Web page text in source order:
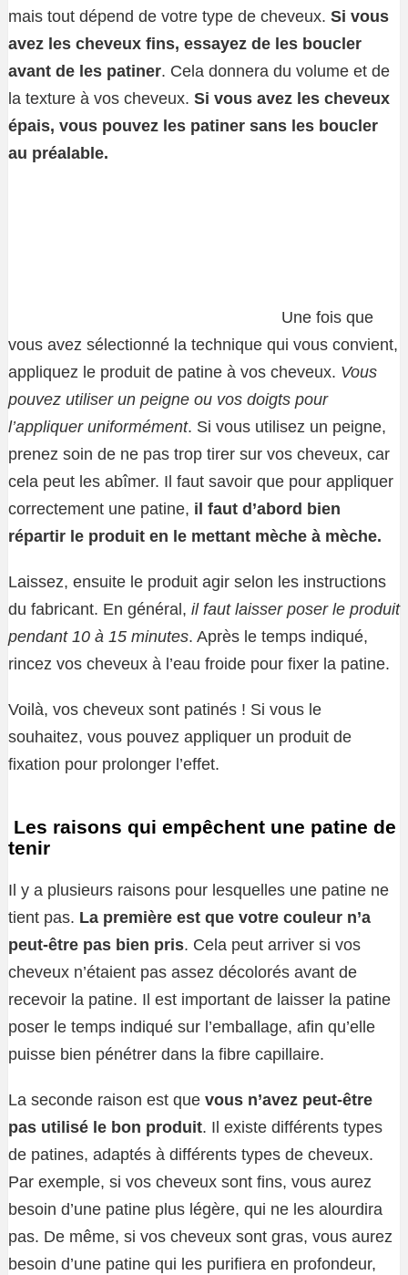
mais tout dépend de votre type de cheveux. Si vous
avez les cheveux fins, essayez de les boucler
avant de les patiner. Cela donnera du volume et de
la texture à vos cheveux. Si vous avez les cheveux
épais, vous pouvez les patiner sans les boucler
au préalable.
Une fois que
vous avez sélectionné la technique qui vous convient,
appliquez le produit de patine à vos cheveux. Vous
pouvez utiliser un peigne ou vos doigts pour
l’appliquer uniformément. Si vous utilisez un peigne,
prenez soin de ne pas trop tirer sur vos cheveux, car
cela peut les abîmer. Il faut savoir que pour appliquer
correctement une patine, il faut d’abord bien
répartir le produit en le mettant mèche à mèche.
Laissez, ensuite le produit agir selon les instructions
du fabricant. En général, il faut laisser poser le produit
pendant 10 à 15 minutes. Après le temps indiqué,
rincez vos cheveux à l’eau froide pour fixer la patine.
Voilà, vos cheveux sont patinés ! Si vous le
souhaitez, vous pouvez appliquer un produit de
fixation pour prolonger l’effet.
Les raisons qui empêchent une patine de
tenir
Il y a plusieurs raisons pour lesquelles une patine ne
tient pas. La première est que votre couleur n’a
peut-être pas bien pris. Cela peut arriver si vos
cheveux n’étaient pas assez décolorés avant de
recevoir la patine. Il est important de laisser la patine
poser le temps indiqué sur l’emballage, afin qu’elle
puisse bien pénétrer dans la fibre capillaire.
La seconde raison est que vous n’avez peut-être
pas utilisé le bon produit. Il existe différents types
de patines, adaptés à différents types de cheveux.
Par exemple, si vos cheveux sont fins, vous aurez
besoin d’une patine plus légère, qui ne les alourdira
pas. De même, si vos cheveux sont gras, vous aurez
besoin d’une patine qui les purifiera en profondeur,